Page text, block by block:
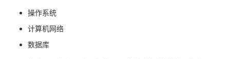
验
收
议
操作系统
计算机网络
数据库